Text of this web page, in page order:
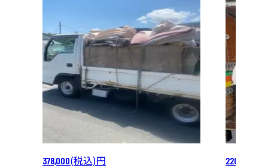
378,000(税込)円
220,000